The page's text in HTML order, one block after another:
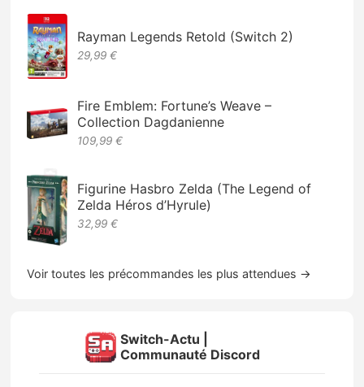
Rayman Legends Retold (Switch 2)
29,99 €
Fire Emblem: Fortune’s Weave –
Collection Dagdanienne
109,99 €
Figurine Hasbro Zelda (The Legend of
Zelda Héros d’Hyrule)
32,99 €
Voir toutes les précommandes les plus attendues →
Switch-Actu |
Communauté Discord